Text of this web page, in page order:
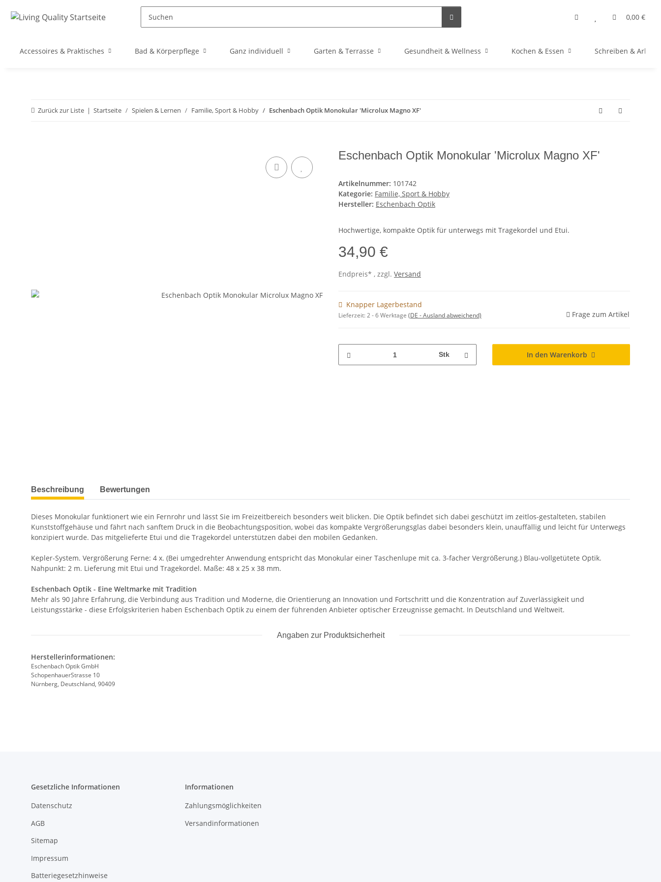
0,00 €
Accessoires & Praktisches Bad & Körperpflege Ganz individuell Garten & Terrasse Gesundheit & Wellness Kochen & Essen Schreiben &
Zurück zur Liste Startseite Spielen & Lernen Familie, Sport & Hobby Eschenbach Optik Monokular 'Microlux Magno XF'
Eschenbach Optik Monokular 'Microlux Magno XF'
Artikelnummer: 101742
Kategorie: Familie, Sport & Hobby
Hersteller: Eschenbach Optik
Hochwertige, kompakte Optik für unterwegs mit Tragekordel und Etui.
34,90 €
Endpreis* , zzgl. Versand
Knapper Lagerbestand
Lieferzeit:2 - 6 Werktage (DE - Ausland abweichend) Frage zum Artikel
Stk In den Warenkorb
weitere Registerkarten anzeigen
Beschreibung Bewertungen
Dieses Monokular funktionert wie ein Fernrohr und lässt Sie im Freizeitbereich besonders weit blicken. Die Optik befindet sich dabei geschützt im zeitlos-gestalteten, stabilen
Kunststoffgehäuse und fährt nach sanftem Druck in die Beobachtungsposition, wobei das kompakte Vergrößerungsglas dabei besonders klein, unauffällig und leicht für Unterwegs
konzipiert wurde. Das mitgelieferte Etui und die Tragekordel unterstützen dabei den mobilen Gedanken.
Kepler-System. Vergrößerung Ferne: 4 x. (Bei umgedrehter Anwendung entspricht das Monokular einer Taschenlupe mit ca. 3-facher Vergrößerung.) Blau-vollgetütete Optik.
Nahpunkt: 2 m. Lieferung mit Etui und Tragekordel. Maße: 48 x 25 x 38 mm.
Eschenbach Optik - Eine Weltmarke mit Tradition
Mehr als 90 Jahre Erfahrung, die Verbindung aus Tradition und Moderne, die Orientierung an Innovation und Fortschritt und die Konzentration auf Zuverlässigkeit und
Leistungsstärke - diese Erfolgskriterien haben Eschenbach Optik zu einem der führenden Anbieter optischer Erzeugnisse gemacht. In Deutschland und Weltweit.
Angaben zur Produktsicherheit
Herstellerinformationen:
Eschenbach Optik GmbH
SchopenhauerStrasse 10
Nürnberg, Deutschland, 90409
Gesetzliche Informationen
Datenschutz
AGB
Sitemap
Impressum
Batteriegesetzhinweise
Informationen
Zahlungsmöglichkeiten
Versandinformationen